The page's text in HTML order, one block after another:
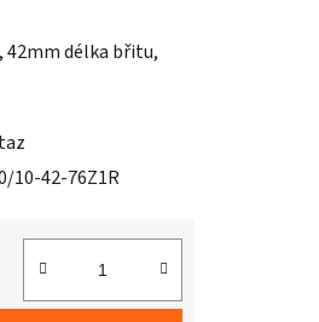
42mm délka břitu,
10-42-76Z1R